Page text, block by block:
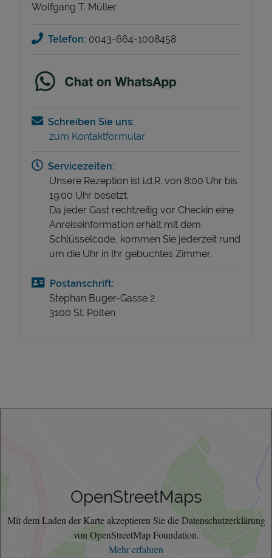
Wolfgang T. Müller
Telefon: 0043-664-1008458
Schreiben Sie uns:
zum Kontaktformular
Servicezeiten:
Unsere Rezeption ist i.d.R. von 8:00 Uhr bis
19:00 Uhr besetzt.
Da jeder Gast rechtzeitig vor Checkin eine
Anreiseinformation erhält mit dem
Schlüsselcode, kommen Sie jederzeit rund
um die Uhr in Ihr gebuchtes Zimmer.
Postanschrift:
Stephan Buger-Gasse 2
3100 St. Pölten
OpenStreetMaps
Mit dem Laden der Karte akzeptieren Sie die Datenschutzerklärung
von OpenStreetMap Foundation.
Mehr erfahren